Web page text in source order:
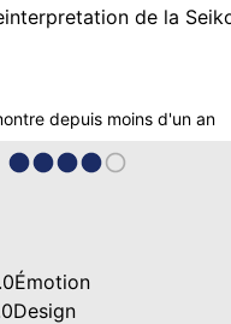
de la
magnifique, les
ce que j'adore.
Étanche 20 bar :
des touches de
porté, le bracelet est
poil petit à mon
depuis moins d'un an
Émotion
Design